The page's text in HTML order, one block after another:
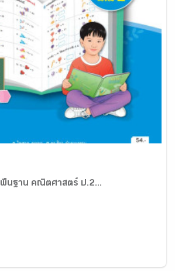
นฐาน คณิตศาสตร์ ป.2...